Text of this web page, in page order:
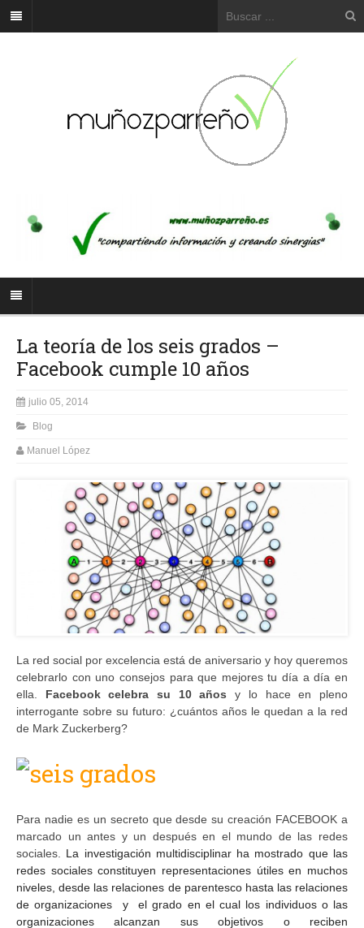
La teoría de los seis grados –
Facebook cumple 10 años
julio 05, 2014
Blog
Manuel López
La red social por excelencia está de aniversario y hoy queremos
celebrarlo con uno consejos para que mejores tu día a día en
ella.
Facebook celebra su 10 años y lo hace en pleno
interrogante sobre su futuro: ¿cuántos años le quedan a la red
de Mark Zuckerberg?
Para nadie es un secreto que desde su creación FACEBOOK a
marcado un antes y un después en el mundo de las redes
sociales. La investigación multidisciplinar ha mostrado que las
redes sociales constituyen representaciones útiles en muchos
niveles, desde las relaciones de parentesco hasta las relaciones
de organizaciones yel grado en el cual los individuos o las
organizaciones alcanzan sus objetivos o reciben